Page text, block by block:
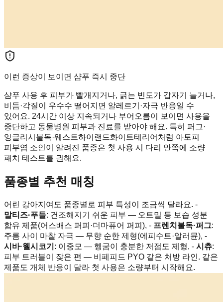
이런 증상이 보이면 샴푸 즉시 중단
샴푸 사용 후 피부가 빨개지거나, 긁는 빈도가 갑자기 늘거나,
비듬·각질이 우수수 떨어지면 알레르기·자극 반응일 수
있어요. 24시간 이상 지속되거나 부어오름이 보이면 사용을
중단하고 동물병원 피부과 진료를 받아야 해요. 특히 퍼그·
잉글리시불독·웨스트하이랜드화이트테리어처럼 아토피
피부염 소인이 알려진 품종은 첫 사용 시 다리 안쪽에 소량
패치 테스트를 권해요.
품종별 추천 매칭
어린 강아지여도 품종별로 피부 특성이 조금씩 달라요. -
말티즈·푸들: 건조해지기 쉬운 피부 — 오트밀 등 보습 성분
함유 제품(어스배스 퍼피·더마퓨어 퍼피), - 프렌치불독·퍼그:
주름 사이 마찰 자극 — 무향 순한 제형(에피수트·알러뮨), -
시바·웰시코기 : 이중모 — 헹굼이 충분한 저점도 제형, - 시츄:
피부 트러블이 잦은 편 — 비페피드 PYO 같은 처방 라인. 같은
제품도 개체 반응이 달라 첫 사용은 소량부터 시작해요.